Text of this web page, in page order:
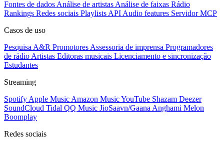
Fontes de dados Análise de artistas Análise de faixas Rádio
Rankings Redes sociais Playlists API Audio features Servidor MCP
Casos de uso
Pesquisa A&R Promotores Assessoria de imprensa Programadores
de rádio Artistas Editoras musicais Licenciamento e sincronização
Estudantes
Streaming
Spotify Apple Music Amazon MusicYouTube Shazam Deezer
SoundCloud Tidal QQ Music JioSaavn/Gaana Anghami Melon
Boomplay
Redes sociais